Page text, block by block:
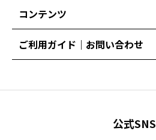
コンテンツ
ご利用ガイド｜お問い合わせ
公式SNS